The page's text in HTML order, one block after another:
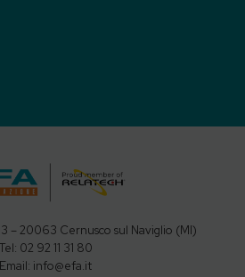
– 20063 Cernusco sul Naviglio (MI)
Tel: 02 92 11 31 80
Email: info@efa.it